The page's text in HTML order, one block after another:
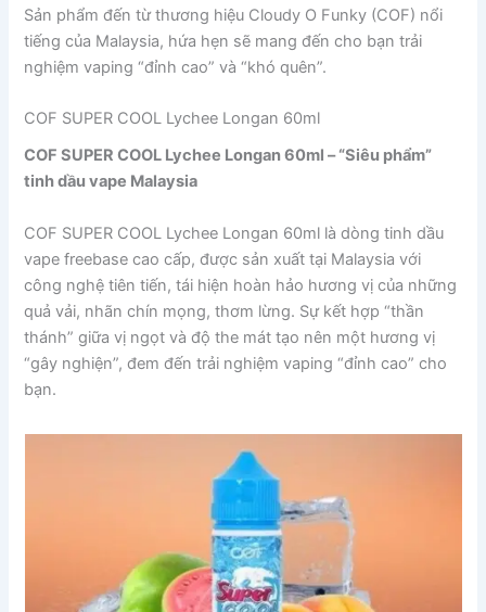
Sản phẩm đến từ thương hiệu Cloudy O Funky (COF) nổi
tiếng của Malaysia, hứa hẹn sẽ mang đến cho bạn trải
nghiệm vaping “đỉnh cao” và “khó quên”.
COF SUPER COOL Lychee Longan 60ml
COF SUPER COOL Lychee Longan 60ml – “Siêu phẩm”
tinh dầu vape Malaysia
COF SUPER COOL Lychee Longan 60ml là dòng tinh dầu
vape freebase cao cấp, được sản xuất tại Malaysia với
công nghệ tiên tiến, tái hiện hoàn hảo hương vị của những
quả vải, nhãn chín mọng, thơm lừng. Sự kết hợp “thần
thánh” giữa vị ngọt và độ the mát tạo nên một hương vị
“gây nghiện”, đem đến trải nghiệm vaping “đỉnh cao” cho
bạn.